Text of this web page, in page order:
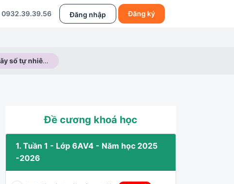
0932.39.39.56 Đăng nhập Đăng ký
Rút gọn dãy số tự nhiên có quy luật
Đề cương khoá học
1. Tuần 1 - Lớp 6AV4 - Năm học 2025
-2026